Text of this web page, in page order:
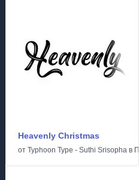
Heavenly Christmas
от Typhoon Type - Suthi Srisopha в